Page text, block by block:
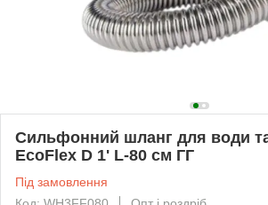
Cильфонний шланг для води
EcoFlex D 1' L-80 см ГГ
Під замовлення